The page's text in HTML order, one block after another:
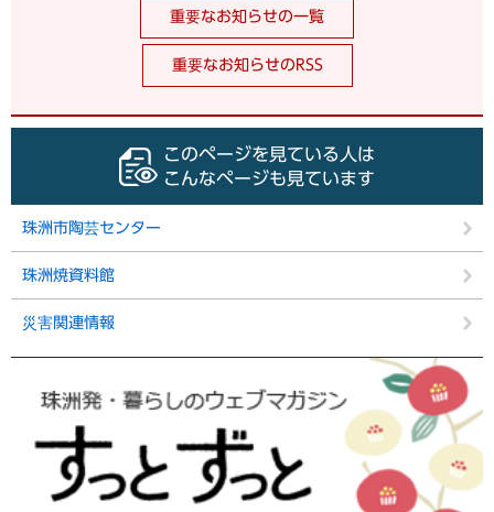
重要なお知らせの一覧
重要なお知らせのRSS
このページを見ている人は
こんなページも見ています
珠洲市陶芸センター
珠洲焼資料館
災害関連情報